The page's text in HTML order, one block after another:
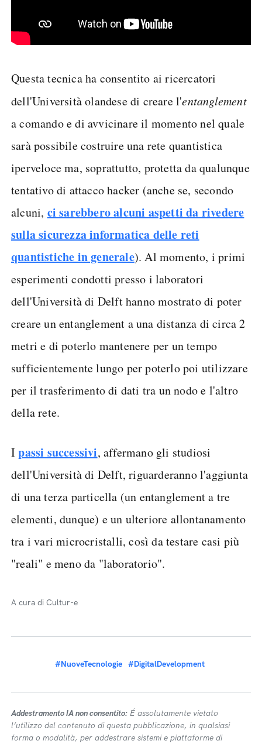
Questa tecnica ha consentito ai ricercatori
dell'Università olandese di creare l'entanglement
a comando e di avvicinare il momento nel quale
sarà possibile costruire una rete quantistica
iperveloce ma, soprattutto, protetta da qualunque
tentativo di attacco hacker (anche se, secondo
alcuni, ci sarebbero alcuni aspetti da rivedere
sulla sicurezza informatica delle reti
quantistiche in generale). Al momento, i primi
esperimenti condotti presso i laboratori
dell'Università di Delft hanno mostrato di poter
creare un entanglement a una distanza di circa 2
metri e di poterlo mantenere per un tempo
sufficientemente lungo per poterlo poi utilizzare
per il trasferimento di dati tra un nodo e l'altro
della rete.
Ipassi successivi, affermano gli studiosi
dell'Università di Delft, riguarderanno l'aggiunta
di una terza particella (un entanglement a tre
elementi, dunque) e un ulteriore allontanamento
tra i vari microcristalli, così da testare casi più
"reali" e meno da "laboratorio".
A cura di Cultur-e
#NuoveTecnologie #DigitalDevelopment
Addestramento IA non consentito: É assolutamente vietato
l’utilizzo del contenuto di questa pubblicazione, in qualsiasi
forma o modalità, per addestrare sistemi e piattaforme di